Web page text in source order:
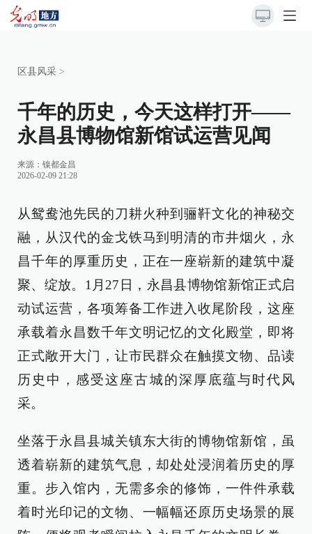
区县风采 >
千年的历史，今天这样打开——
永昌县博物馆新馆试运营见闻
来源： 镍都金昌
2026-02-09 21:28
从鸳鸯池先民的刀耕火种到骊靬文化的神秘交
融，从汉代的金戈铁马到明清的市井烟火，永
昌千年的厚重历史，正在一座崭新的建筑中凝
聚、绽放。1月27日，永昌县博物馆新馆正式启
动试运营，各项筹备工作进入收尾阶段，这座
承载着永昌数千年文明记忆的文化殿堂，即将
正式敞开大门，让市民群众在触摸文物、品读
历史中，感受这座古城的深厚底蕴与时代风
采。
坐落于永昌县城关镇东大街的博物馆新馆，虽
透着崭新的建筑气息，却处处浸润着历史的厚
重。步入馆内，无需多余的修饰，一件件承载
着时光印记的文物、一幅幅还原历史场景的展